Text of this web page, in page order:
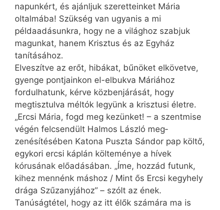
napunkért, és ajánljuk szeretteinket Mária
oltalmába! Szükség van ugyanis a mi
példaadásunkra, hogy ne a világhoz szabjuk
magunkat, hanem Krisztus és az Egyház
tanításához.
Elveszítve az erőt, hibákat, bűnöket elkövetve,
gyenge pontjainkon el-elbukva Máriához
fordulhatunk, kérve közbenjárását, hogy
megtisztulva méltók legyünk a krisztusi életre.
„Ercsi Mária, fogd meg kezünket! – a szentmise
végén felcsendült Halmos László meg­­­
zenésítésében Katona Pusz­ta Sándor pap költő,
egykori ercsi káplán költeménye a hívek
kórusának előadásában. „Íme, hozzád futunk,
kihez mennénk máshoz / Mint ős Ercsi kegyhely
drága Szűzanyjához” – szólt az ének.
Tanúságtétel, hogy az itt élők számára ma is